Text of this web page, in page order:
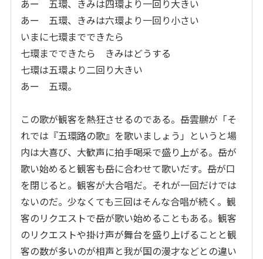
あー 五環、きみは四環より一回り大きい
あー 五環、きみは六環より一回り小さい
いまに七環までできたら
七環までできたら きみはどうする
七環は五環より二回り大きい
あー 五環。
この歌が観客を熱狂させるのである。岳雲鵬が「そ
れでは『五環路の歌』を歌いましょう」というと場
内は大喜び、大歓声に拍手喝采で盛り上がる。岳が
歌い始めると観客も岳に合わせて歌いだす。岳が口
を閉じると。観客が大合唱だ。それが一回だけでは
ないのだ。少なくても三回はそんな合唱が続く。観
客のリクエストで岳が歌い始めることもある。観客
のリクエストや掛け声が舞台を盛り上げることと観
客の数が多いのが相声と我が国の漫才などとの違い